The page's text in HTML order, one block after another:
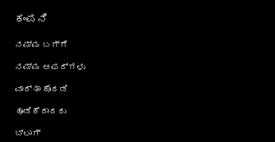
ಕಂಪನಿ
ನಮ್ಮ ಬಗ್ಗೆ
ನಮ್ಮ ಆಫರ್‌ಗಳು
ವಾರ್ತಾ ಕೊಠಡಿ
ಹೂಡಿಕೆದಾರರು
ಬ್ಲಾಗ್